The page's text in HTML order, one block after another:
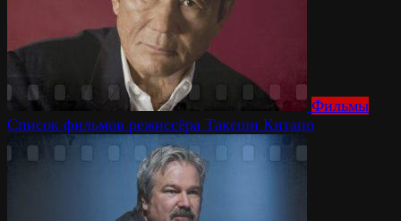
Фильмы
Список фильмов режиссёра Такеши Китано